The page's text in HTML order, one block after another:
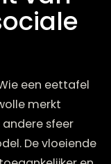
van
Wie een
Zwolle merkt